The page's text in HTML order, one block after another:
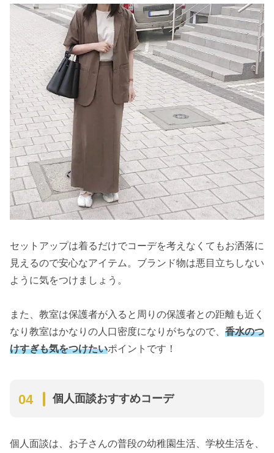
セットアップは着るだけでコーデを考えなくてもお洒落に
見えるので安心なアイテム。ブランド物は悪目立ちしない
ように気をつけましょう。
また、教室は保護者が入ると周りの保護者との距離も近く
なり教室はかなりの人口密度になりがちなので、 香水のつ
けすぎも気をつけたいポイントです！
個人面談おすすめコーデ
個人面談は、お子さんの普段の幼稚園生活、学校生活を、